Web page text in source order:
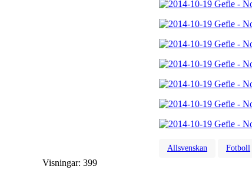
Allsvenskan Fotboll
Visningar: 399